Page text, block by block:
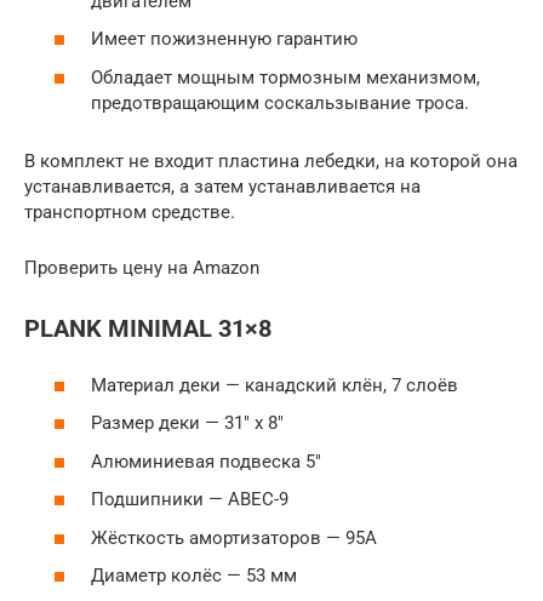
Имеет пожизненную гарантию
Обладает мощным тормозным механизмом,
предотвращающим соскальзывание троса.
В комплект не входит пластина лебедки, на которой она
устанавливается, а затем устанавливается на
транспортном средстве.
Проверить цену на Amazon
PLANK MINIMAL 31×8
Материал деки — канадский клён, 7 слоёв
Размер деки — 31″ х 8″
Алюминиевая подвеска 5″
Подшипники — ABEC-9
Жёсткость амортизаторов — 95А
Диаметр колёс — 53 мм